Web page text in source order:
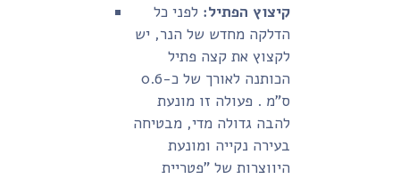
קיצוץ הפתיל:לפני כל
הדלקה מחדש של הנר, יש
לקצוץ את קצה פתיל
הכותנה לאורך של כ-0.6
ס"מ . פעולה זו מונעת
להבה גדולה מדי, מבטיחה
בעירה נקייה ומונעת
היווצרות של "פטריית